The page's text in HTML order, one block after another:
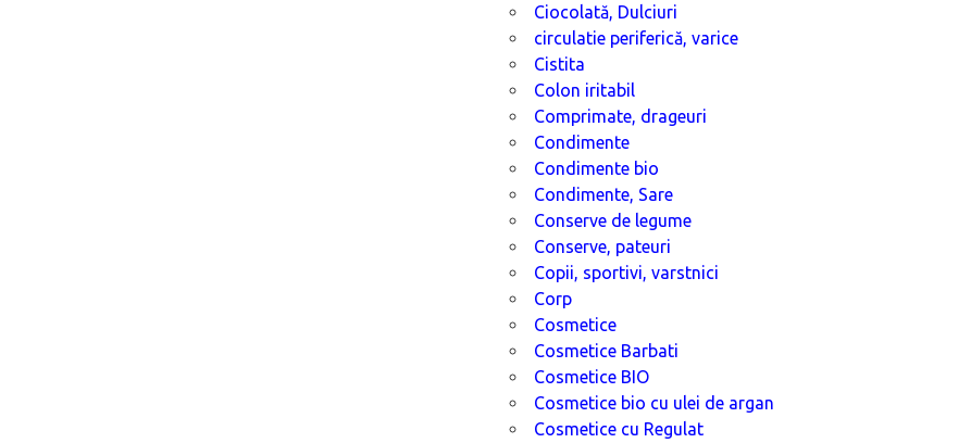
Ciocolată, Dulciuri
circulatie periferică, varice
Cistita
Colon iritabil
Comprimate, drageuri
Condimente
Condimente bio
Condimente, Sare
Conserve de legume
Conserve, pateuri
Copii, sportivi, varstnici
Corp
Cosmetice
Cosmetice Barbati
Cosmetice BIO
Cosmetice bio cu ulei de argan
Cosmetice cu Regulat